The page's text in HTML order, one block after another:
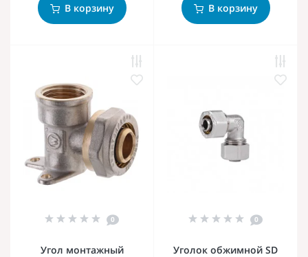
В корзину В корзину
0
Угол монтажный
0
Уголок обжимной SD